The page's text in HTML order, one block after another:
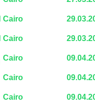
Cairo
Cairo
Cairo
Cairo
Cairo